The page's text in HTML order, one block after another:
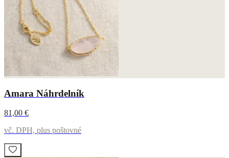
Amara Náhrdelník
81,00 €
vč. DPH, plus poštovné